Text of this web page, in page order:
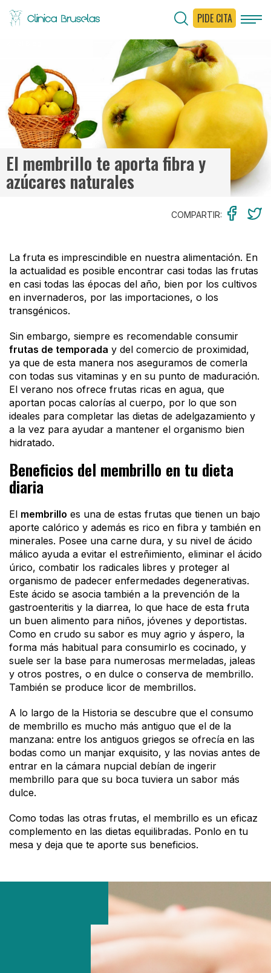
PIDE CITA
El membrillo te aporta fibra y
azúcares naturales
COMPARTIR:
La fruta es imprescindible en nuestra alimentación. En
la actualidad es posible encontrar casi todas las frutas
en casi todas las épocas del año, bien por los cultivos
en invernaderos, por las importaciones, o los
transgénicos.
Sin embargo, siempre es recomendable consumir
frutas de temporada y del comercio de proximidad,
ya que de esta manera nos aseguramos de comerla
con todas sus vitaminas y en su punto de maduración.
El verano nos ofrece frutas ricas en agua, que
aportan pocas calorías al cuerpo, por lo que son
ideales para completar las dietas de adelgazamiento y
a la vez para ayudar a mantener el organismo bien
hidratado.
Beneficios del membrillo en tu dieta
diaria
El membrillo es una de estas frutas que tienen un bajo
aporte calórico y además es rico en fibra y también en
minerales. Posee una carne dura, y su nivel de ácido
málico ayuda a evitar el estreñimiento, eliminar el ácido
úrico, combatir los radicales libres y proteger al
organismo de padecer enfermedades degenerativas.
Este ácido se asocia también a la prevención de la
gastroenteritis y la diarrea, lo que hace de esta fruta
un buen alimento para niños, jóvenes y deportistas.
Como en crudo su sabor es muy agrio y áspero, la
forma más habitual para consumirlo es cocinado, y
suele ser la base para numerosas mermeladas, jaleas
y otros postres, o en dulce o conserva de membrillo.
También se produce licor de membrillos.
A lo largo de la Historia se descubre que el consumo
de membrillo es mucho más antiguo que el de la
manzana: entre los antiguos griegos se ofrecía en las
bodas como un manjar exquisito, y las novias antes de
entrar en la cámara nupcial debían de ingerir
membrillo para que su boca tuviera un sabor más
dulce.
Como todas las otras frutas, el membrillo es un eficaz
complemento en las dietas equilibradas. Ponlo en tu
mesa y deja que te aporte sus beneficios.